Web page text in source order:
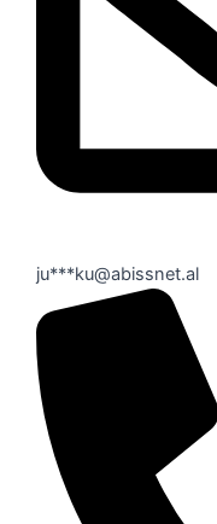
ju***ku@abissnet.al